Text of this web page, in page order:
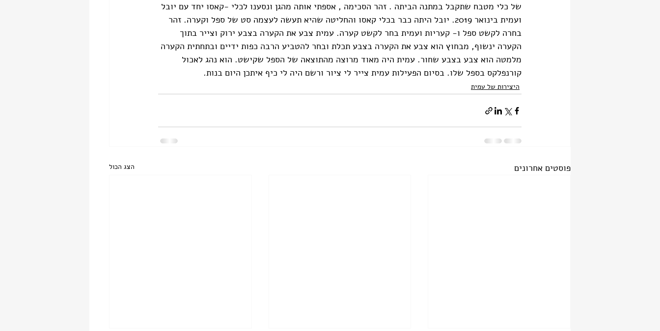
של כלי מטבח שתקבל במתנה הביתה . זהר הסכימה , אספתי אותה מהגן ונסענו לכלי -קאסו יחד עם יובל
ועמית בינואר 2019. יובל היתה כבר בכלי קאסו והחליטה שהיא תעשה לעצמה סט של ספל וקערה. זהר
בחרה לקשט ספל ו- קעריות ועמית בחר לקשט קערה. עמית צבע את הקערה בצבע ירוק וצייר בתוך
הקערה ינשוף, מבחוץ הוא צבע את הקערה בצבע תכלת ובחר להטביע הרבה כפות ידיים ובתחתית הקערה
מלמטה הוא צבע בצבע שחור. עמית היה מאוד מרוצה מהתוצאה של הספל שקישט. הוא נהג לאכול
קורנפלקס בספל שלו. בסיום הפעילות עמית צייר לי ציור ורשם היה לי כיף איתכן היום בנות.
היצירות של עמית
פוסטים אחרונים הצג הכול